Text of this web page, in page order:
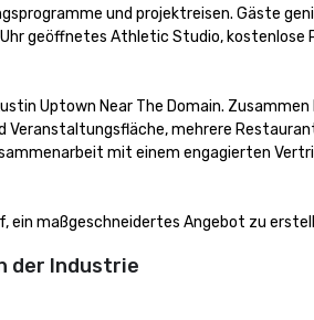
und projektreisen. Gäste
geöffnetes Athletic Studio,
Uptown Near The Domain.
mehrere
mit einem engagierten
ein maßgeschneidertes Angebot zu
der Industrie